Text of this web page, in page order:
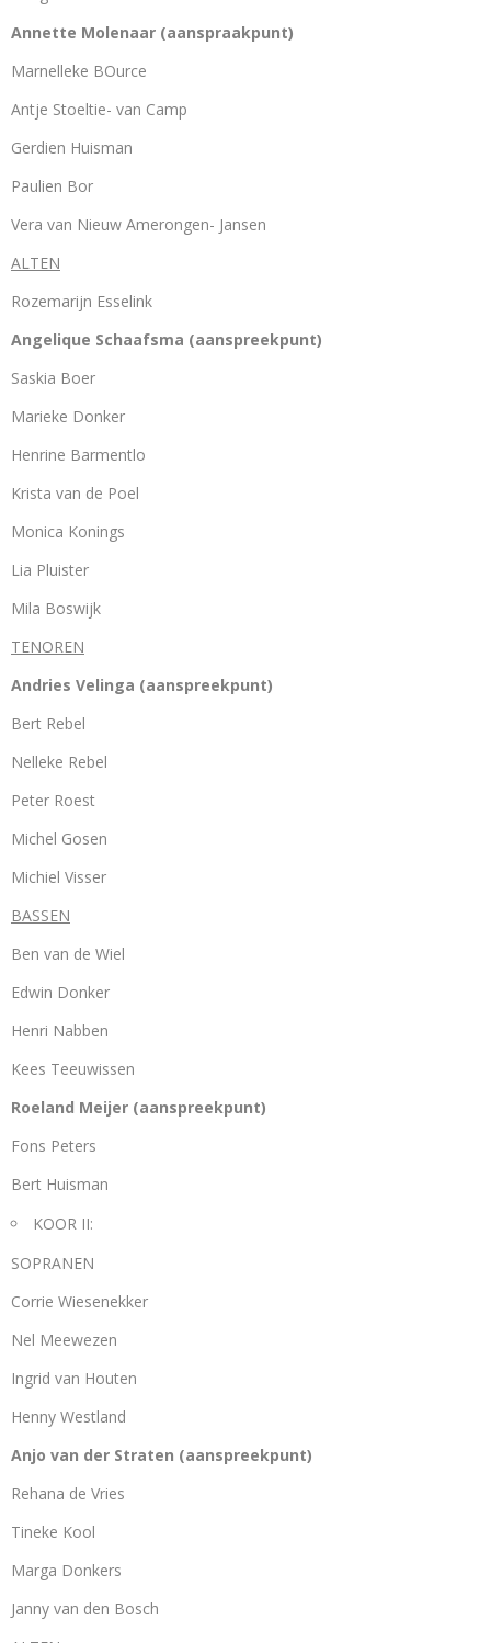
Annette Molenaar (aanspraakpunt)
Marnelleke BOurce
Antje Stoeltie- van Camp
Gerdien Huisman
Paulien Bor
Vera van Nieuw Amerongen- Jansen
ALTEN
Rozemarijn Esselink
Angelique Schaafsma (aanspreekpunt)
Saskia Boer
Marieke Donker
Henrine Barmentlo
Krista van de Poel
Monica Konings
Lia Pluister
Mila Boswijk
TENOREN
Andries Velinga (aanspreekpunt)
Bert Rebel
Nelleke Rebel
Peter Roest
Michel Gosen
Michiel Visser
BASSEN
Ben van de Wiel
Edwin Donker
Henri Nabben
Kees Teeuwissen
Roeland Meijer (aanspreekpunt)
Fons Peters
Bert Huisman
KOOR II:
SOPRANEN
Corrie Wiesenekker
Nel Meewezen
Ingrid van Houten
Henny Westland
Anjo van der Straten (aanspreekpunt)
Rehana de Vries
Tineke Kool
Marga Donkers
Janny van den Bosch